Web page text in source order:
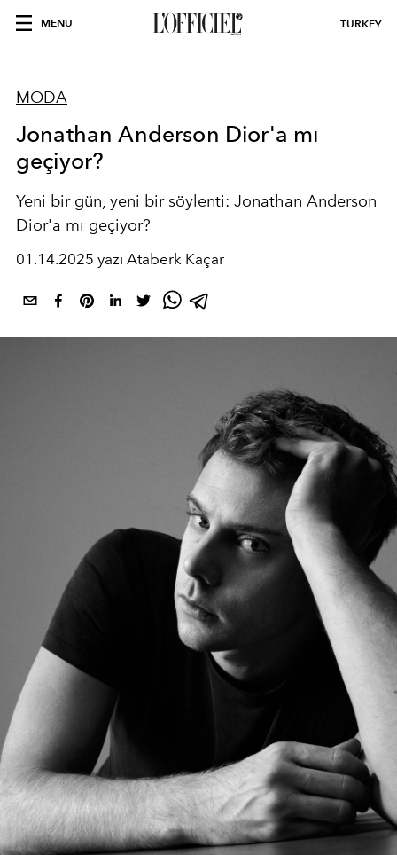
MENU TURKEY
MODA
Jonathan Anderson Dior'a mı
geçiyor?
Yeni bir gün, yeni bir söylenti: Jonathan Anderson
Dior'a mı geçiyor?
01.14.2025 yazı Ataberk Kaçar